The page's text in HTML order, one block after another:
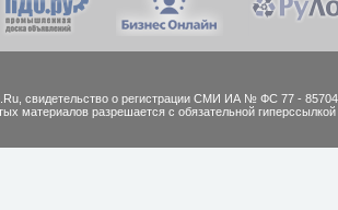
cвидетельство о регистрации СМИ ИА № ФС 77 - 85704
материалов разрешается с обязательной гиперссылкой